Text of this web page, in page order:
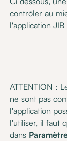
contrôler au
l'application JIB
ATTENTION :
ne sont pas
l'application
l'utiliser, il faut
dans